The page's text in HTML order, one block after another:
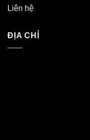
Liên hệ
ĐỊA CHỈ